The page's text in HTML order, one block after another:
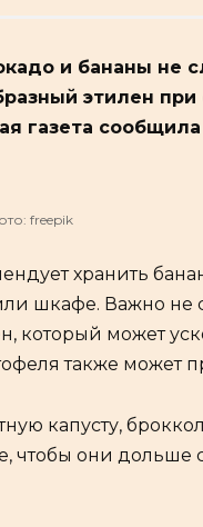
и бананы не
этилен при
газета
freepik
хранить
шкафе. Важно не
который может
также может
капусту,
чтобы они дольше